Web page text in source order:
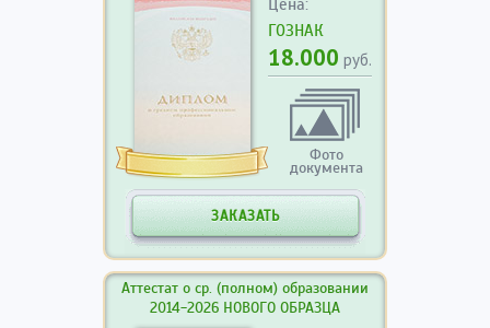
Цена:
ГОЗНАК
18.000 руб.
Фото
документа
ЗАКАЗАТЬ
Аттестат о ср. (полном) образовании
2014-2026 НОВОГО ОБРАЗЦА